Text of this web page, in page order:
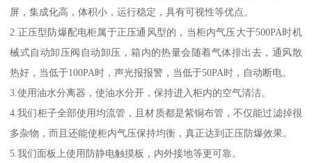
屏，集成化高，体积小，运行稳定，具有可视性等优点。
2.正压型防爆配电柜属于正压通风型的，当柜内气压大于500PA时机
械式自动卸压阀自动卸压，箱内的热量会随着气体排出去，通风散
热好，当低于100PA时，声光报报警，当低于50PA时，自动断电。
3.使用油水分离器，使油水分开，保持进入柜内的空气清洁。
4.我们柜子全部使用均流管，且材质都是紫铜布管，不仅能过滤掉很
多杂物，而且还能使柜内气压保持均衡，真正达到正压防爆效果。
5.我们面板上使用防静电触摸板，内外接地等更可靠。